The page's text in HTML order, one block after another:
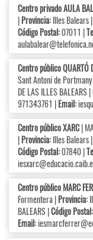
Centro privado AULA
|Provincia:Illes Balears
Código Postal:07011 |
Centro público QUARTÓ
Sant Antoni de
DE LAS ILLES BALEARS |
971343761 |Email:
Centro público XARC|
|Provincia:Illes Balears
Código Postal:07840 |
Centro público MARC
Formentera |Provincia:
BALEARS |Código Postal:
Email: